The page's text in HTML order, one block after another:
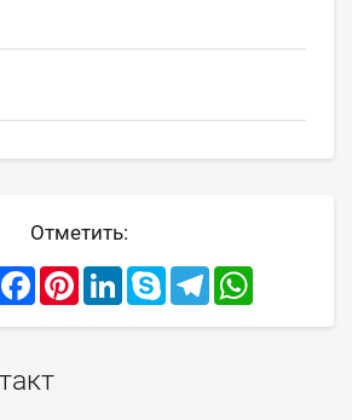
Отметить:
FacebookPinterestLinkedInSkype Telegram